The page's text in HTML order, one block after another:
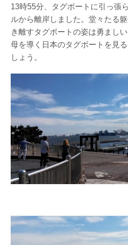
13時55分、タグボートに引っ張
ルから離岸しました。堂々たる
き離すタグボートの姿は勇まし
母を導く日本のタグボートを見
しょう。